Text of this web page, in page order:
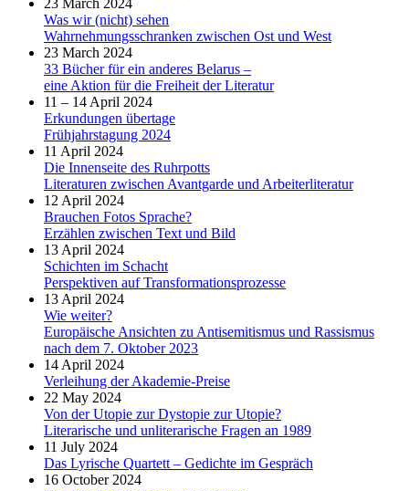
Was wir (nicht) sehen
Wahrnehmungsschranken zwischen Ost und West
23 March 2024
33 Bücher für ein anderes Belarus –
eine Aktion für die Freiheit der Literatur
11 – 14 April 2024
Erkundungen übertage
Frühjahrstagung 2024
11 April 2024
Die Innenseite des Ruhrpotts
Literaturen zwischen Avantgarde und Arbeiterliteratur
12 April 2024
Brauchen Fotos Sprache?
Erzählen zwischen Text und Bild
13 April 2024
Schichten im Schacht
Perspektiven auf Transformationsprozesse
13 April 2024
Wie weiter?
Europäische Ansichten zu Antisemitismus und Rassismus
nach dem 7. Oktober 2023
14 April 2024
Verleihung der Akademie-Preise
22 May 2024
Von der Utopie zur Dystopie zur Utopie?
Literarische und unliterarische Fragen an 1989
11 July 2024
Das Lyrische Quartett – Gedichte im Gespräch
16 October 2024